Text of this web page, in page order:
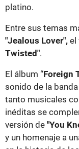
platino.
Entre sus temas
"Jealous Lover", el
Twisted".
El álbum “Foreign
sonido de la
tanto musicales
inéditas se
versión de "You
y un homenaje a